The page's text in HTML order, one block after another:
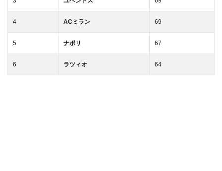
4 ACミラン 69
5 ナポリ 67
6 ラツィオ 64